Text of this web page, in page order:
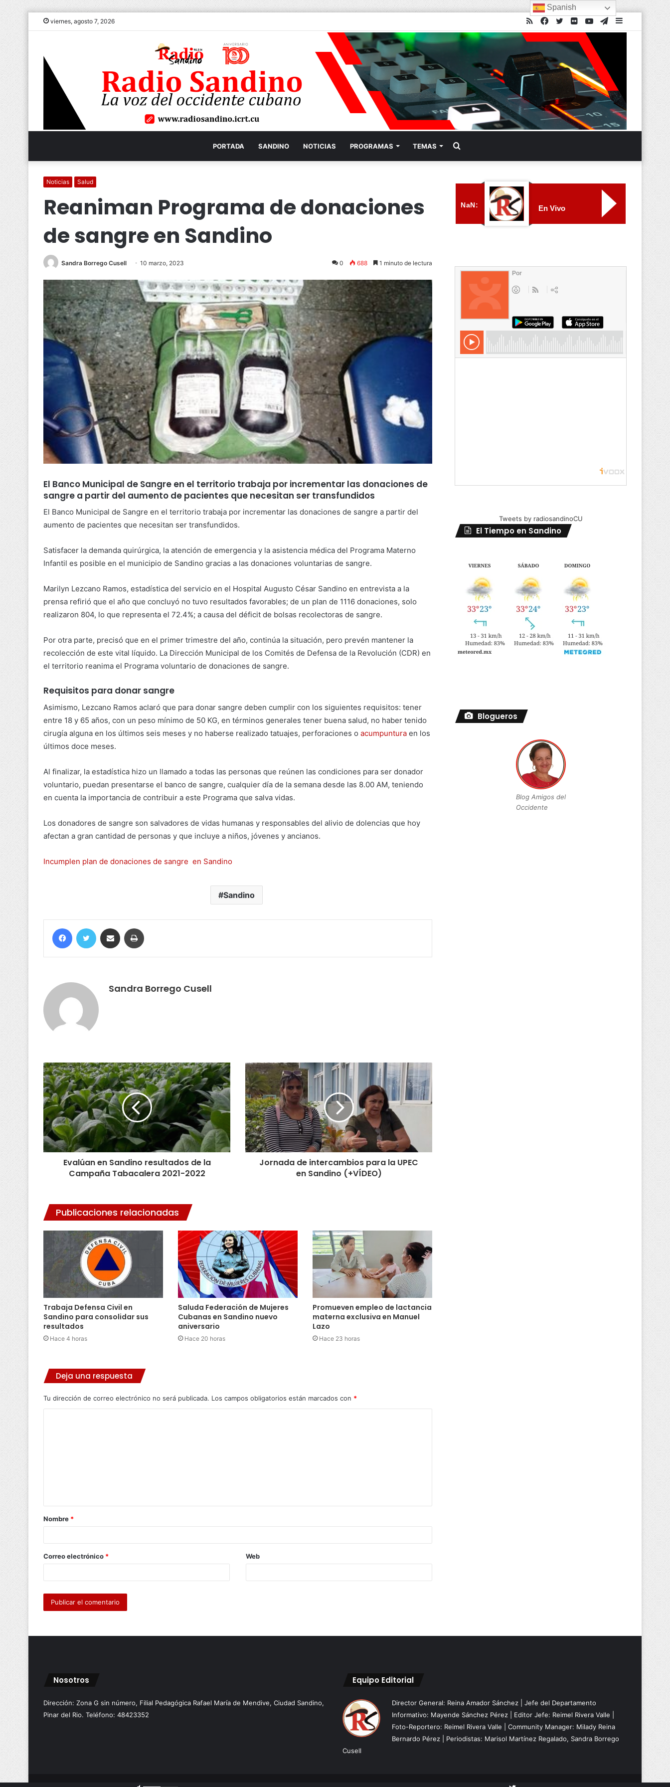
viernes, agosto 7, 2026
PORTADA SANDINO NOTICIAS PROGRAMAS TEMAS
Noticias Salud
Reaniman Programa de donaciones
de sangre en Sandino
Sandra Borrego Cusell 10 marzo, 2023 0 688 1 minuto de lectura
El Banco Municipal de Sangre en el territorio trabaja por incrementar las donaciones de
sangre a partir del aumento de pacientes que necesitan ser transfundidos
El Banco Municipal de Sangre en el territorio trabaja por incrementar las donaciones de sangre a partir del
aumento de pacientes que necesitan ser transfundidos.
Satisfacer la demanda quirúrgica, la atención de emergencia y la asistencia médica del Programa Materno
Infantil es posible en el municipio de Sandino gracias a las donaciones voluntarias de sangre.
Marilyn Lezcano Ramos, estadística del servicio en el Hospital Augusto César Sandino en entrevista a la
prensa refirió que el año que concluyó no tuvo resultados favorables; de un plan de 1116 donaciones, solo
realizaron 804, lo que representa el 72.4%; a causa del déficit de bolsas recolectoras de sangre.
Por otra parte, precisó que en el primer trimestre del año, continúa la situación, pero prevén mantener la
recolección de este vital líquido. La Dirección Municipal de los Comités de Defensa de la Revolución (CDR) en
el territorio reanima el Programa voluntario de donaciones de sangre.
Requisitos para donar sangre
Asimismo, Lezcano Ramos aclaró que para donar sangre deben cumplir con los siguientes requisitos: tener
entre 18 y 65 años, con un peso mínimo de 50 KG, en términos generales tener buena salud, no haber tenido
cirugía alguna en los últimos seis meses y no haberse realizado tatuajes, perforaciones o acumpuntura en los
últimos doce meses.
Al finalizar, la estadística hizo un llamado a todas las personas que reúnen las condiciones para ser donador
voluntario, puedan presentarse el banco de sangre, cualquier día de la semana desde las 8.00 AM, teniendo
en cuenta la importancia de contribuir a este Programa que salva vidas.
Los donadores de sangre son salvadores de vidas humanas y responsables del alivio de dolencias que hoy
afectan a gran cantidad de personas y que incluye a niños, jóvenes y ancianos.
Incumplen plan de donaciones de sangre en Sandino
Sandino
Sandra Borrego Cusell
Evalúan en Sandino resultados de la
Campaña Tabacalera 2021-2022
Jornada de intercambios para la UPEC
en Sandino (+VÍDEO)
Publicaciones relacionadas
Trabaja Defensa Civil en
Sandino para consolidar sus
resultados
Hace 4 horas
Saluda Federación de Mujeres
Cubanas en Sandino nuevo
aniversario
Hace 20 horas
Promueven empleo de lactancia
materna exclusiva en Manuel
Lazo
Hace 23 horas
Deja una respuesta
Tu dirección de correo electrónico no será publicada. Los campos obligatorios están marcados con *
a
r
*
Nombre *
Correo electrónico * Web
NaN: En Vivo
Tweets by radiosandinoCU
El Tiempo en Sandino
Blogueros
Blog Amigos del
Occidente
Nosotros
Dirección: Zona G sin número, Filial Pedagógica Rafael María de Mendive, Ciudad Sandino,
Pinar del Rio. Teléfono: 48423352
Equipo Editorial
Director General: Reina Amador Sánchez | Jefe del Departamento
Informativo: Mayende Sánchez Pérez | Editor Jefe: Reimel Rivera Valle |
Foto-Reportero: Reimel Rivera Valle | Community Manager: Milady Reina
Bernardo Pérez | Periodistas: Marisol Martínez Regalado, Sandra Borrego
Cusell
Spanish